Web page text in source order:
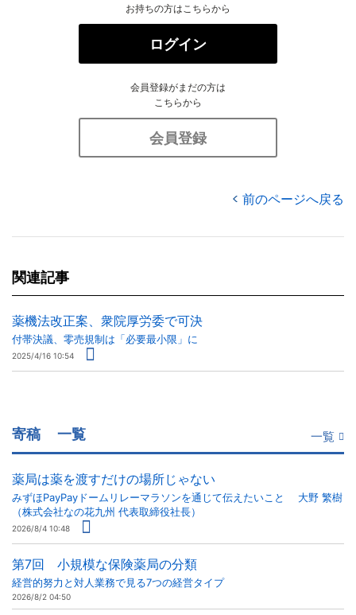
お持ちの方はこちらから
ログイン
会員登録がまだの方は
こちらから
会員登録
前のページへ戻る
関連記事
薬機法改正案、衆院厚労委で可決
付帯決議、零売規制は「必要最小限」に
2025/4/16 10:54
寄稿 一覧 一覧
薬局は薬を渡すだけの場所じゃない
みずほPayPayドームリレーマラソンを通じて伝えたいこと 大野 繁樹
（株式会社なの花九州 代表取締役社長）
2026/8/4 10:48
第7回 小規模な保険薬局の分類
経営的努力と対人業務で見る7つの経営タイプ
2026/8/2 04:50